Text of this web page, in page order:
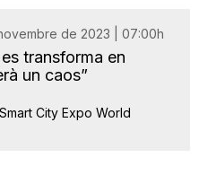
de 2023 | 07:00h
transforma en
un caos”
City Expo World